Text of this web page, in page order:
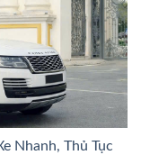
Nhanh, Thủ Tục